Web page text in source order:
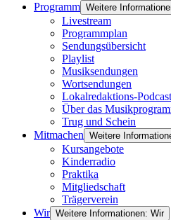
Programm Weitere
Livestream
Programmplan
Sendungsübersicht
Playlist
Musiksendungen
Wortsendungen
Lokalredaktions-
Über das
Trug und Schein
Mitmachen Weitere
Kursangebote
Kinderradio
Praktika
Mitgliedschaft
Trägerverein
Wir Weitere Informationen: Wir